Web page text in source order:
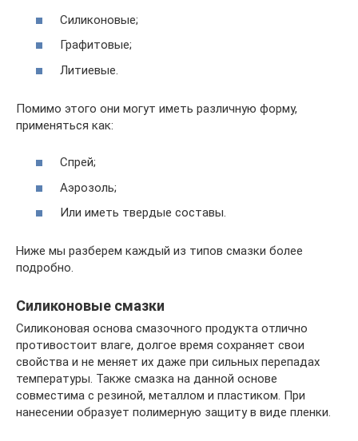
Силиконовые;
Графитовые;
Литиевые.
Помимо этого они могут иметь различную форму,
применяться как:
Спрей;
Аэрозоль;
Или иметь твердые составы.
Ниже мы разберем каждый из типов смазки более
подробно.
Силиконовые смазки
Силиконовая основа смазочного продукта отлично
противостоит влаге, долгое время сохраняет свои
свойства и не меняет их даже при сильных перепадах
температуры. Также смазка на данной основе
совместима с резиной, металлом и пластиком. При
нанесении образует полимерную защиту в виде пленки.